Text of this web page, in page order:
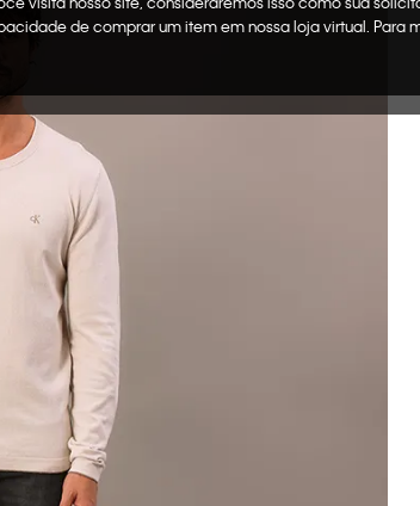
de comprar um item em nossa loja virtual. Para